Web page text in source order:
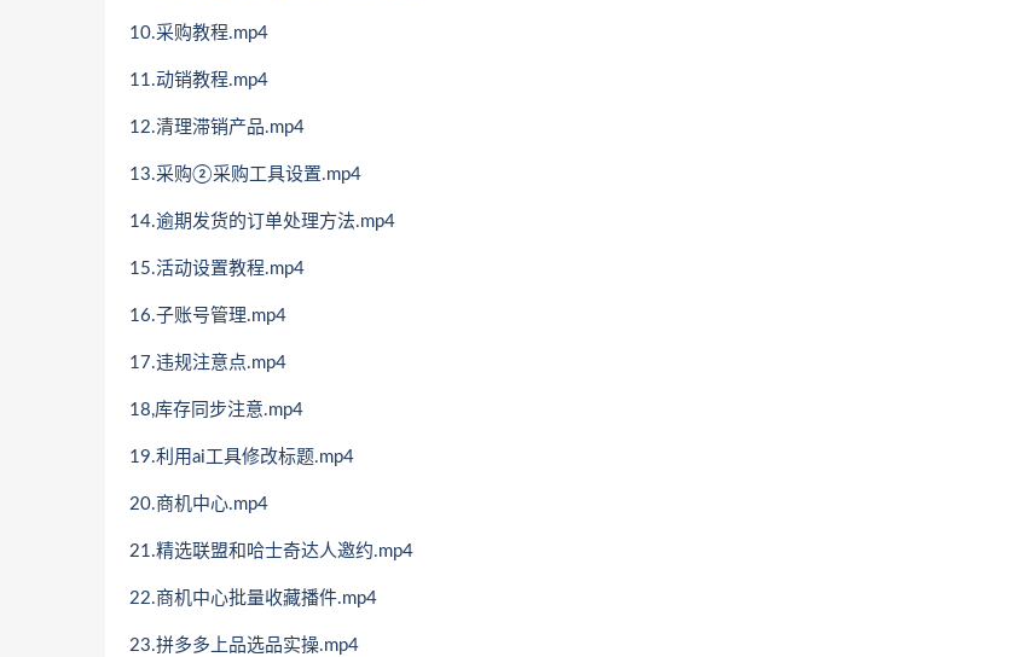
10.采购教程.mp4
11.动销教程.mp4
12.清理滞销产品.mp4
13.采购②采购工具设置.mp4
14.逾期发货的订单处理方法.mp4
15.活动设置教程.mp4
16.子账号管理.mp4
17.违规注意点.mp4
18,库存同步注意.mp4
19.利用ai工具修改标题.mp4
20.商机中心.mp4
21.精选联盟和哈士奇达人邀约.mp4
22.商机中心批量收藏播件.mp4
23.拼多多上品选品实操.mp4